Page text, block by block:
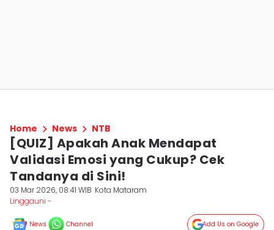
Home News NTB
[QUIZ] Apakah Anak Mendapat
Validasi Emosi yang Cukup? Cek
Tandanya di Sini!
03 Mar 2026, 08:41 WIB Kota Mataram
Linggauni -
News Channel Add Us on Google